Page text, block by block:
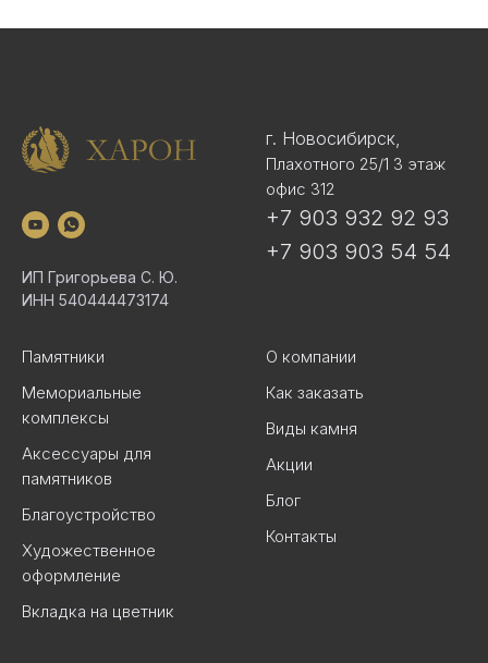
ИП Григорьева С. Ю.
ИНН 540444473174
г. Новосибирск,
Плахотного 25/1 3 этаж
офис 312
+7 903 932 92 93
+7 903 903 54 54
Памятники
Мемориальные
комплексы
Аксессуары для
памятников
Благоустройство
Художественное
оформление
Вкладка на цветник
О компании
Как заказать
Виды камня
Акции
Блог
Контакты